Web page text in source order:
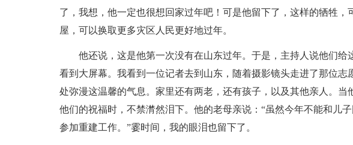
了，我想，他一定也很想回家过年吧！可是他留下了，这样的牺牲，
屋，可以换取更多灾区人民更好地过年。
他还说，这是他第一次没有在山东过年。于是，主持人说他们给
看到大屏幕。我看到一位记者去到山东，随着摄影镜头走进了那位志
处弥漫这温馨的气息。家里还有两老，还有孩子，以及其他亲人。当
他们的祝福时，不禁潸然泪下。他的老母亲说：“虽然今年不能和儿
参加重建工作。”霎时间，我的眼泪也留下了。